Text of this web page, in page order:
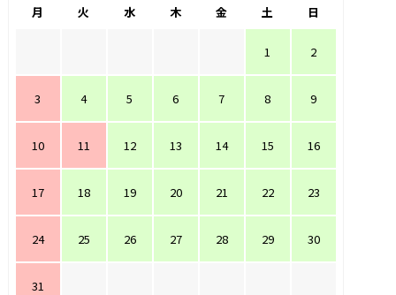
月 火 水 木 金 土 日
1 2
3 4 5 6 7 8 9
10 11 12 13 14 15 16
17 18 19 20 21 22 23
24 25 26 27 28 29 30
31